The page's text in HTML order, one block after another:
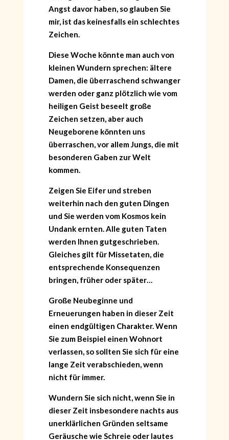
Angst davor haben, so glauben Sie
mir, ist das keinesfalls ein schlechtes
Zeichen.
Diese Woche könnte man auch von
kleinen Wundern sprechen: ältere
Damen, die überraschend schwanger
werden oder ganz plötzlich wie vom
heiligen Geist beseelt große
Zeichen setzen, aber auch
Neugeborene könnten uns
überraschen, vor allem Jungs, die mit
besonderen Gaben zur Welt
kommen.
Zeigen Sie Eifer und streben
weiterhin nach den guten Dingen
und Sie werden vom Kosmos kein
Undank ernten. Alle guten Taten
werden Ihnen gutgeschrieben.
Gleiches gilt für Missetaten, die
entsprechende Konsequenzen
bringen, früher oder später…
Große Neubeginne und
Erneuerungen haben in dieser Zeit
einen endgültigen Charakter. Wenn
Sie zum Beispiel einen Wohnort
verlassen, so sollten Sie sich für eine
lange Zeit verabschieden, wenn
nicht für immer.
Wundern Sie sich nicht, wenn Sie in
dieser Zeit insbesondere nachts aus
unerklärlichen Gründen seltsame
Geräusche wie Schreie oder lautes